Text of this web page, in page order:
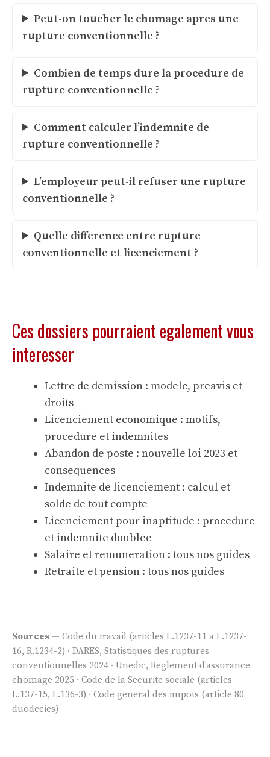
Peut-on toucher le chomage apres une
rupture conventionnelle ?
Combien de temps dure la procedure de
rupture conventionnelle ?
Comment calculer l’indemnite de
rupture conventionnelle ?
L’employeur peut-il refuser une rupture
conventionnelle ?
Quelle difference entre rupture
conventionnelle et licenciement ?
Ces dossiers pourraient egalement vous
interesser
Lettre de demission : modele, preavis et
droits
Licenciement economique : motifs,
procedure et indemnites
Abandon de poste : nouvelle loi 2023 et
consequences
Indemnite de licenciement : calcul et
solde de tout compte
Licenciement pour inaptitude : procedure
et indemnite doublee
Salaire et remuneration : tous nos guides
Retraite et pension : tous nos guides
Sources — Code du travail (articles L.1237-11 a L.1237-
16, R.1234-2) · DARES, Statistiques des ruptures
conventionnelles 2024 · Unedic, Reglement d’assurance
chomage 2025 · Code de la Securite sociale (articles
L.137-15, L.136-3) · Code general des impots (article 80
duodecies)